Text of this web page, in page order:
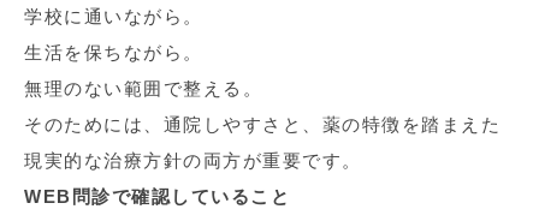
学校に通いながら。
生活を保ちながら。
無理のない範囲で整える。
そのためには、通院しやすさと、薬の特徴を踏まえた
現実的な治療方針の両方が重要です。
WEB問診で確認していること